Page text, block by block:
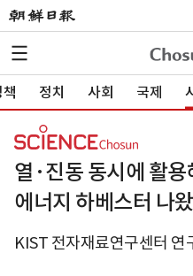
정치 사회 국제
열·진동 동시에 활
에너지 하베스터 나
KIST 전자재료연구센터 연